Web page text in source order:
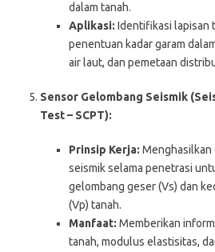
dalam tanah.
Aplikasi: Identifikasi lapisan
penentuan kadar garam
air laut, dan pemetaan
Sensor Gelombang Seismik
Test – SCPT):
Prinsip Kerja: Menghasilkan
seismik selama penetrasi
gelombang geser (Vs) dan
(Vp) tanah.
Manfaat: Memberikan
tanah, modulus elastisitas,